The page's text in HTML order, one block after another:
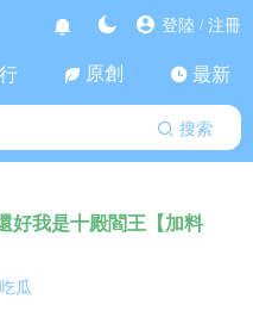
登陸 / 注冊
原創 最新
搜索
好我是十殿閻王【加料
瓜